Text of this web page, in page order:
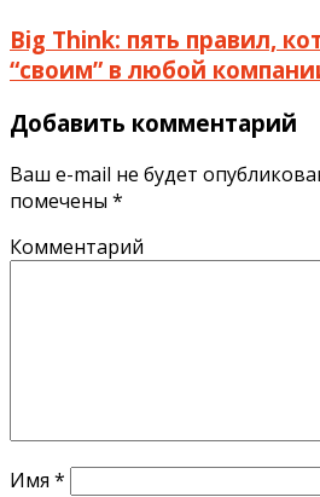
Big Think: пять правил,
“своим” в любой
Добавить комментарий
Ваш e-mail не будет
помечены *
Комментарий
Имя *